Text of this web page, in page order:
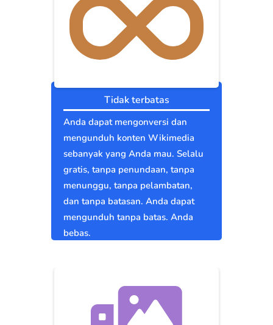
Tidak terbatas
Anda dapat mengonversi dan
mengunduh konten Wikimedia
sebanyak yang Anda mau. Selalu
gratis, tanpa penundaan, tanpa
menunggu, tanpa pelambatan,
dan tanpa batasan. Anda dapat
mengunduh tanpa batas. Anda
bebas.